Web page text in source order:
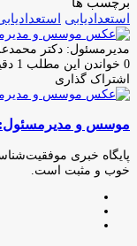
استعدادیابی
مدیرمسئول: دکتر
0 خواندن این مطلب 1 دقیقه زمان میبرد
اشتراک گذاری
فیس
توئیتر
لینکدین
واتس
تلگرام
اشتراک
از
ایمیل
چاپ
موسس و مدیرمسئول:
پایگاه خبری
خوب و مثبت است.